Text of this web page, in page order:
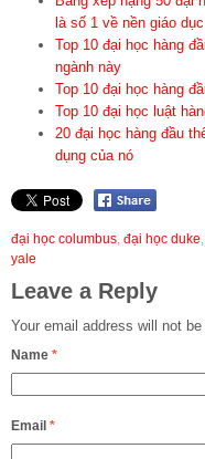
là số 1 về nền giáo dục
Top 10 đại học hàng
ngành này
Top 10 đại học hàng
Top 10 đại học luật
20 đại học hàng đầu
dụng của nó
đại học columbus, đại học duke,
yale
Leave a Reply
Your email address will not be
Name *
Email *